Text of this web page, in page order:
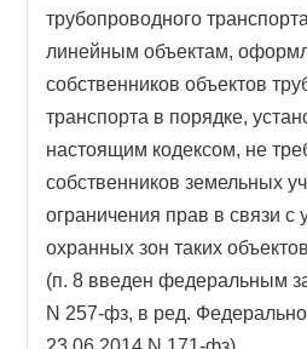
трубопроводного
линейным объектам,
собственников объектов
транспорта в порядке,
настоящим кодексом, не
собственников земельных
ограничения прав в связи с
охранных зон таких
(п. 8 введен федеральным
N 257-фз, в ред.